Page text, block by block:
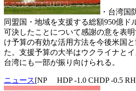
・台湾国
同盟国・地域を支援する総額950億ド
可決したことについて感謝の意を表
け予算の有効な活用方法を今後米国
た。支援予算の大半はウクライナとイ
台湾にも一部が振り向けられる。
ニュース[NP HDP -1.0 CHDP -0.5